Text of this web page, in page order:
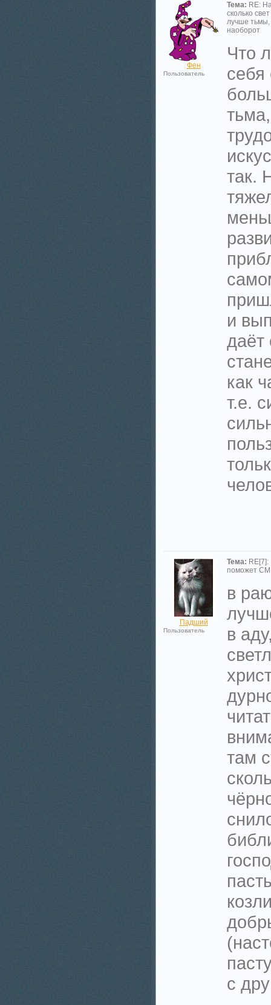
Фен
Пользователь
Тема: RE:
сколько свет
лучше тьмы,
наоборот
Что
себя
так.
и
даёт
как
т.е.
Падший
Пользователь
Тема:
поможет
в
в
там
с